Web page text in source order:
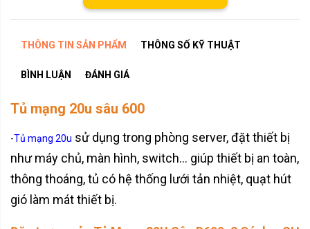
THÔNG TIN SẢN PHẨM THÔNG SỐ KỸ THUẬT
BÌNH LUẬN ĐÁNH GIÁ
Tủ mạng 20u sâu 600
-Tủ mạng 20u sử dụng trong phòng server, đặt thiết bị
như máy chủ, màn hình, switch… giúp thiết bị an toàn,
thông thoáng, tủ có hệ thống lưới tản nhiệt, quạt hút
gió làm mát thiết bị.